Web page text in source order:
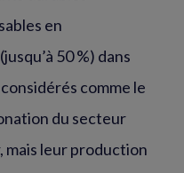
en
50 %) dans
comme le
du secteur
mais leur production